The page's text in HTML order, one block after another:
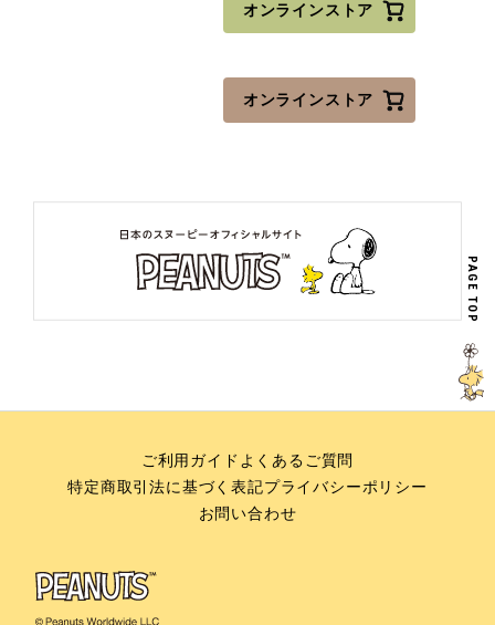
オンラインストア
オンラインストア
PAGE TOP
ご利用ガイド よくあるご質問
特定商取引法に基づく表記プライバシーポリシー
お問い合わせ